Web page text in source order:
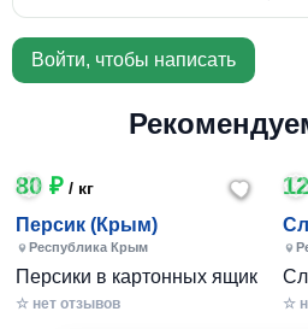
Войти, чтобы написать
80 ₽ / кг
Персик (Крым)
Республика Крым
Персики в картонных ящиках по
☆ нет отзывов ☆